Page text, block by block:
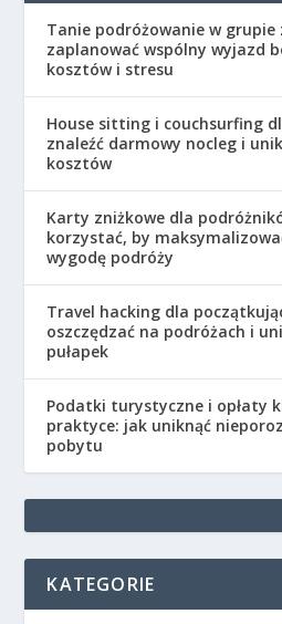
Tanie podróżowanie w
zaplanować wspólny wyjazd
kosztów i stresu
House sitting i couchsurfing
znaleźć darmowy nocleg i
kosztów
Karty zniżkowe dla
korzystać, by
wygodę podróży
Travel hacking dla
oszczędzać na podróżach i
pułapek
Podatki turystyczne i opłaty
praktyce: jak uniknąć
pobytu
KATEGORIE